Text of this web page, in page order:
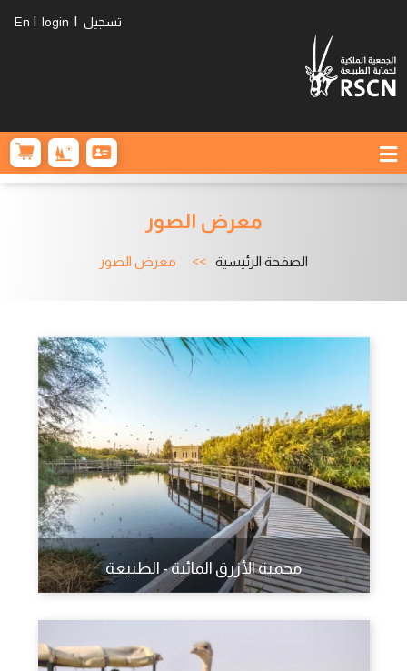
تسجيل |
login
|
En
معرض الصور
الصفحة الرئيسية معرض الصور
محمية الأزرق المائية - الطبيعة